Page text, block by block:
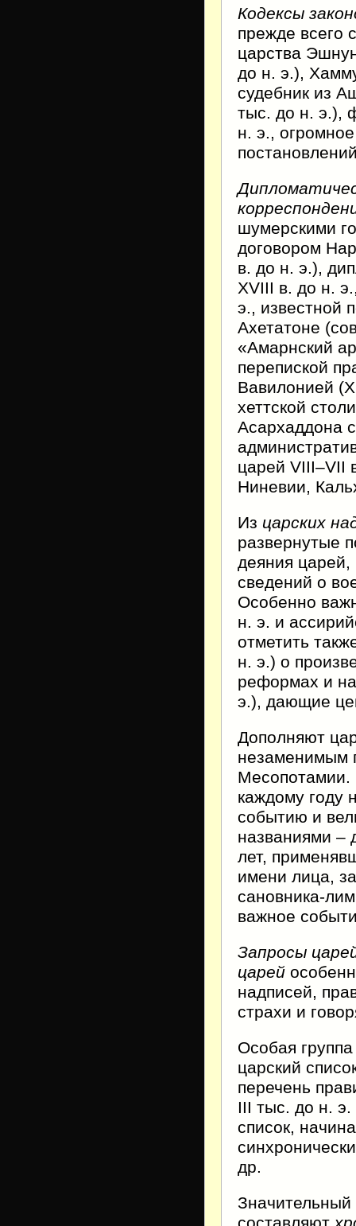
Кодексы
прежде всего
царства
до н. э.),
судебник из
тыс. до н. э.),
н. э.,
шумерскими
договором
в. до н. э.),
XVIII в. до н.
э., известной
Ахетатоне
«Амарнский
перепиской
Вавилонией
хеттской
Асархаддона
царей VIII–VII
Ниневии,
Из царских
развернутые
деяния
сведений о
Особенно
н. э. и
отметить
н. э.) о
реформах и
э.), дающие
Дополняют
незаменимым
Месопотамии.
каждому году
событию и
названиями –
лет,
имени лица,
сановника-
важное
Запросы
царей
надписей,
страхи и
Особая
царский
перечень
III тыс. до н. э.
список,
др.